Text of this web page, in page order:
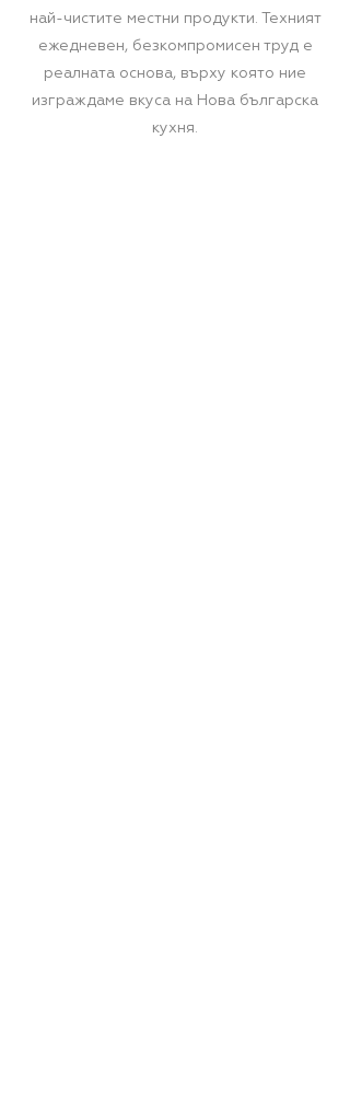
най-чистите местни продукти. Техният
ежедневен, безкомпромисен труд е
реалната основа, върху която ние
изграждаме вкуса на Нова българска
кухня.